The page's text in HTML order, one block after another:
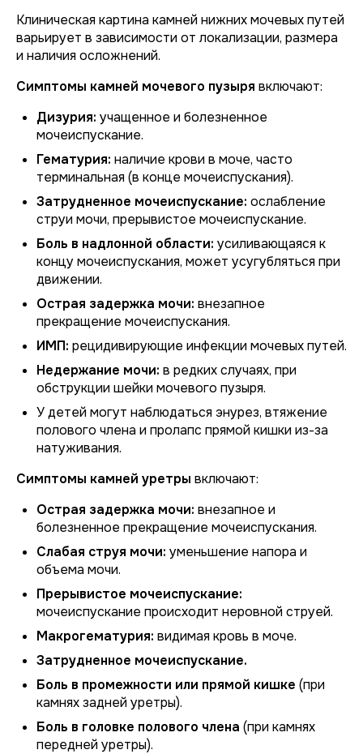
Клиническая картина камней нижних мочевых путей
варьирует в зависимости от локализации, размера
и наличия осложнений.
Симптомы камней мочевого пузыря включают:
Дизурия: учащенное и болезненное
мочеиспускание.
Гематурия: наличие крови в моче, часто
терминальная (в конце мочеиспускания).
Затрудненное мочеиспускание: ослабление
струи мочи, прерывистое мочеиспускание.
Боль в надлонной области: усиливающаяся к
концу мочеиспускания, может усугубляться при
движении.
Острая задержка мочи: внезапное
прекращение мочеиспускания.
ИМП: рецидивирующие инфекции мочевых путей.
Недержание мочи: в редких случаях, при
обструкции шейки мочевого пузыря.
У детей могут наблюдаться энурез, втяжение
полового члена и пролапс прямой кишки из-за
натуживания.
Симптомы камней уретры включают:
Острая задержка мочи: внезапное и
болезненное прекращение мочеиспускания.
Слабая струя мочи: уменьшение напора и
объема мочи.
Прерывистое мочеиспускание:
мочеиспускание происходит неровной струей.
Макрогематурия: видимая кровь в моче.
Затрудненное мочеиспускание.
Боль в промежности или прямой кишке (при
камнях задней уретры).
Боль в головке полового члена (при камнях
передней уретры).